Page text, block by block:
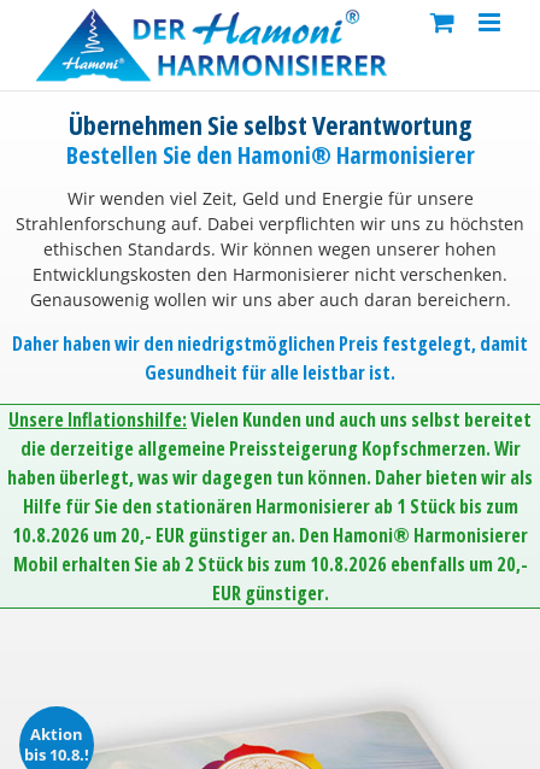
content
Übernehmen Sie selbst Verantwortung
Bestellen Sie den Hamoni® Harmonisierer
Wir wenden viel Zeit, Geld und Energie für unsere
Strahlenforschung auf. Dabei verpflichten wir uns zu höchsten
ethischen Standards. Wir können wegen unserer hohen
Entwicklungskosten den Harmonisierer nicht verschenken.
Genausowenig wollen wir uns aber auch daran bereichern.
Daher haben wir den niedrigstmöglichen Preis festgelegt, damit
Gesundheit für alle leistbar ist.
Unsere Inflationshilfe:Vielen Kunden und auch uns selbst bereitet
die derzeitige allgemeine Preissteigerung Kopfschmerzen. Wir
haben überlegt, was wir dagegen tun können. Daher bieten wir als
Hilfe für Sie den stationären Harmonisierer ab 1 Stück bis zum
10.8.2026 um 20,- EUR günstiger an. Den Hamoni® Harmonisierer
Mobil erhalten Sie ab 2 Stück bis zum 10.8.2026 ebenfalls um 20,-
EUR günstiger.
Aktion
bis 10.8.!